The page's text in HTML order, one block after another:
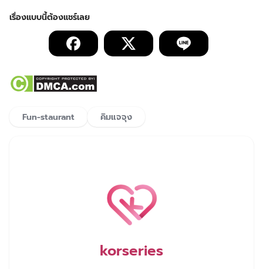
Fun-staurant คิมแจจุง
korseries